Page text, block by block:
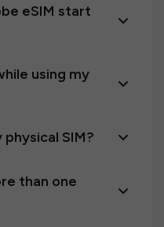
eSIM start
using my
SIM?
than one